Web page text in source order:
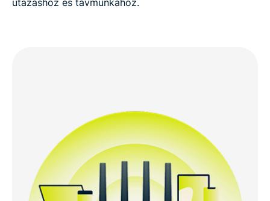
utazáshoz és távmunkához.